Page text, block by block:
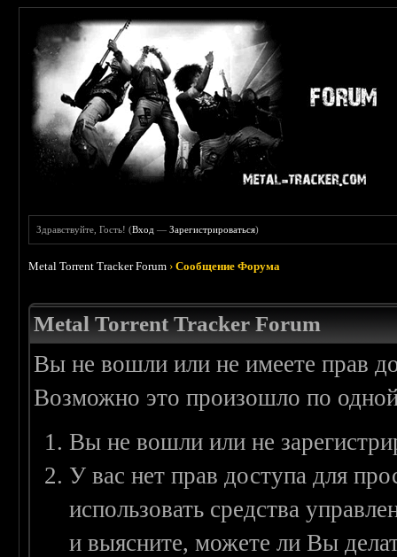
Здравствуйте, Гость! (Вход —Зарегистрироваться)
Metal Torrent Tracker Forum ›Сообщение Форума
Metal Torrent Tracker Forum
Вы не вошли или не имеете прав
Возможно это произошло по
Вы не вошли или не
У вас нет прав доступа для
использовать средства
и выясните, можете ли Вы